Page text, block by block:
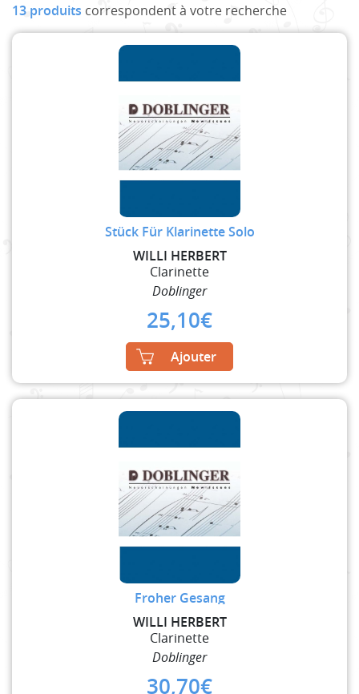
13 produits correspondent à votre recherche
Stück Für Klarinette Solo
WILLI HERBERT
Clarinette
Doblinger
25,10€
Ajouter
Froher Gesang
WILLI HERBERT
Clarinette
Doblinger
30,70€